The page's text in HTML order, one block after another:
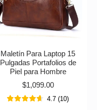
Maletín Para Laptop 15
Pulgadas Portafolios de
Piel para Hombre
$1,099.00
4.7 (10)